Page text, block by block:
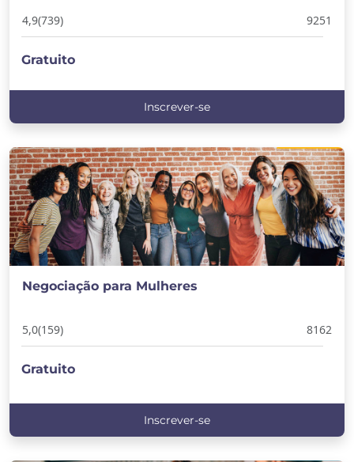
4,9(739) 9251
Gratuito
Inscrever-se
Negociação para Mulheres
5,0(159) 8162
Gratuito
Inscrever-se